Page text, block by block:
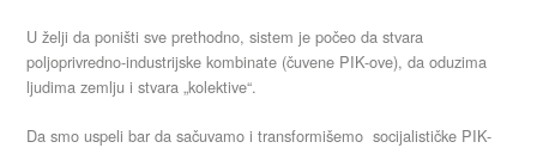
U želji da poništi sve prethodno, sistem je počeo da stvara
poljoprivredno-industrijske kombinate (čuvene PIK-ove), da oduzima
ljudima zemlju i stvara „kolektive“.
Da smo uspeli bar da sačuvamo i transformišemo socijalističke PIK-